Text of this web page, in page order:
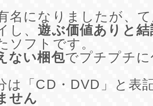
名になりましたが、
し、遊ぶ価値ありと
ソフトです。
ない梱包でプチプチ
は「CD・DVD」と表
せん